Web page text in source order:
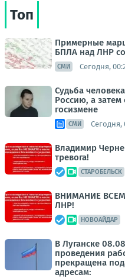
Топ
Примерные
БПЛА над ЛНР
СМИ Сегодня,
Судьба
Россию, а
госизмене
СМИ Сегодня,
Владимир
тревога!
СТАРОБЕЛЬСК
ВНИМАНИЕ
ЛНР!
НОВОАЙДАР
В Луганске
проведения
прекращена
адресам: